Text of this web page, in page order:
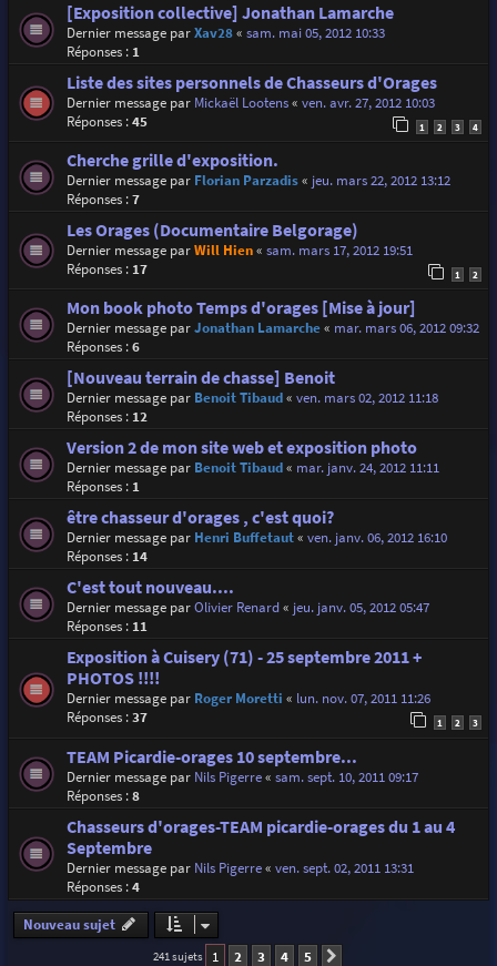
[Exposition collective] Jonathan Lamarche
Dernier message parXav28« sam. mai 05, 2012 10:33
Réponses : 1
Liste des sites personnels de Chasseurs d'Orages
Dernier message par Mickaël Lootens« ven. avr. 27, 2012 10:03
Réponses :45 1 2 3 4
Cherche grille d'exposition.
Dernier message par Florian Parzadis« jeu. mars 22, 2012 13:12
Réponses :7
Les Orages (Documentaire Belgorage)
Dernier message parWill Hien« sam. mars 17, 2012 19:51
Réponses : 17 1 2
Mon book photo Temps d'orages [Mise à jour]
Dernier message parJonathan Lamarche« mar. mars 06, 2012 09:32
Réponses :6
[Nouveau terrain de chasse] Benoit
Dernier message par Benoit Tibaud« ven. mars 02, 2012 11:18
Réponses : 12
Version 2 de mon site web et exposition photo
Dernier message par Benoit Tibaud« mar. janv. 24, 2012 11:11
Réponses : 1
être chasseur d'orages , c'est quoi?
Dernier message par Henri Buffetaut« ven. janv. 06, 2012 16:10
Réponses : 14
C'est tout nouveau....
Dernier message parOlivier Renard« jeu. janv. 05, 2012 05:47
Réponses : 11
Exposition à Cuisery (71) - 25 septembre 2011 +
PHOTOS !!!!
Dernier message par Roger Moretti « lun. nov. 07, 2011 11:26
Réponses :37 1 2 3
TEAM Picardie-orages 10 septembre...
Dernier message par Nils Pigerre« sam. sept. 10, 2011 09:17
Réponses :8
Chasseurs d'orages-TEAM picardie-orages du 1 au 4
Septembre
Dernier message par Nils Pigerre« ven. sept. 02, 2011 13:31
Réponses :4
Nouveau sujet
241 sujets 1 2 3 4 5